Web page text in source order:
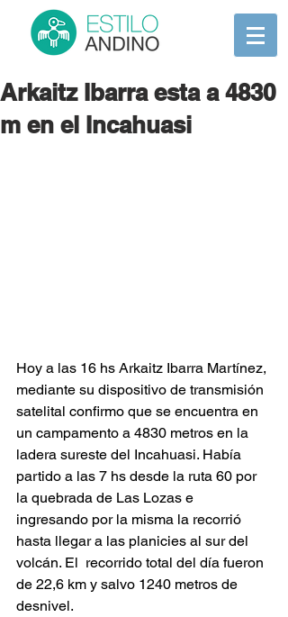
Arkaitz Ibarra esta a 4830
m en el Incahuasi
Hoy a las 16 hs Arkaitz Ibarra Martínez,
mediante su dispositivo de transmisión
satelital confirmo que se encuentra en
un campamento a 4830 metros en la
ladera sureste del Incahuasi. Había
partido a las 7 hs desde la ruta 60 por
la quebrada de Las Lozas e
ingresando por la misma la recorrió
hasta llegar a las planicies al sur del
volcán. El  recorrido total del día fueron
de 22,6 km y salvo 1240 metros de
desnivel.